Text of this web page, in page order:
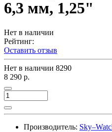
6,3 мм, 1,25"
Нет в наличии
Рейтинг:
Оставить отзыв
Нет в наличии 8290
8 290 р.
Производитель: